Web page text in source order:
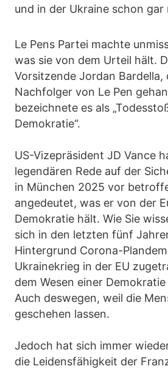
und in der Ukraine schon gar
Le Pens Partei machte
was sie von dem Urteil hält.
Vorsitzende Jordan Bardella,
Nachfolger von Le Pen
bezeichnete es als
Demokratie“.
US-Vizepräsident JD Vance
legendären Rede auf der
in München 2025 vor
angedeutet, was er von der
Demokratie hält. Wie Sie
sich in den letzten fünf
Hintergrund Corona-
Ukrainekrieg in der EU
dem Wesen einer
Auch deswegen, weil die
geschehen lassen.
Jedoch hat sich immer
die Leidensfähigkeit der